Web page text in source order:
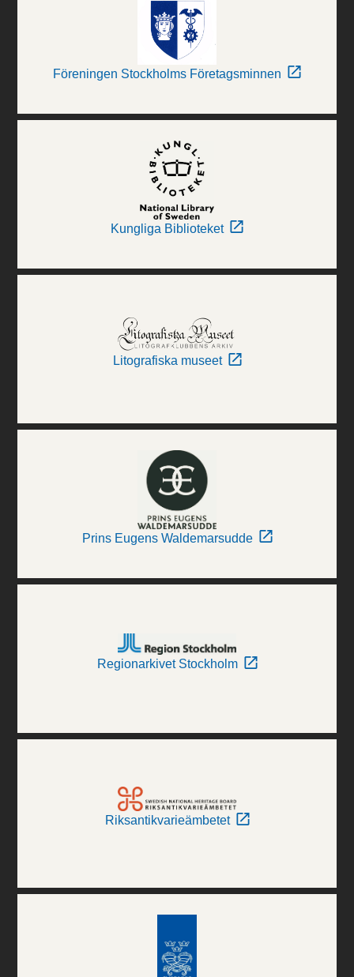
Föreningen Stockholms Företagsminnen
Kungliga Biblioteket
Litografiska museet
Prins Eugens Waldemarsudde
Regionarkivet Stockholm
Riksantikvarieämbetet